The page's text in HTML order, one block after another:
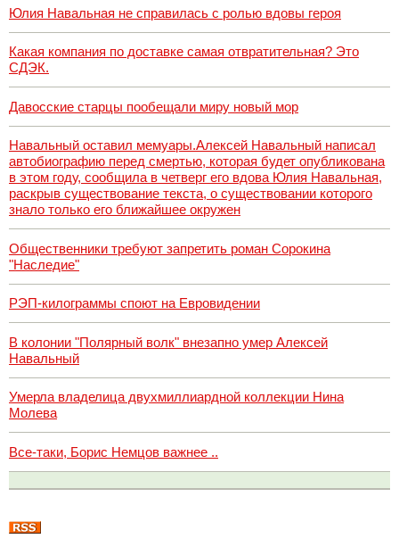
Юлия Навальная не справилась с ролью вдовы героя
Какая компания по доставке самая отвратительная? Это
СДЭК.
Давосские старцы пообещали миру новый мор
Навальный оставил мемуары.Алексей Навальный написал
автобиографию перед смертью, которая будет опубликована
в этом году, сообщила в четверг его вдова Юлия Навальная,
раскрыв существование текста, о существовании которого
знало только его ближайшее окружен
Общественники требуют запретить роман Сорокина
"Наследие"
РЭП-килограммы споют на Евровидении
В колонии "Полярный волк" внезапно умер Алексей
Навальный
Умерла владелица двухмиллиардной коллекции Нина
Молева
Все-таки, Борис Немцов важнее ..